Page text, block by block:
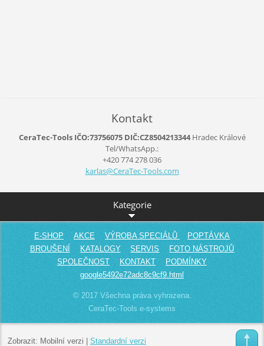
Kontakt
CeraTec-Tools IČO:73756075 DIČ:CZ8504213344Hradec Králové
Tel/WhatsApp.:
+420 774 278 036
karlas@CeraTec-Tools.com
Kategorie
E-SHOP AKCE VÝROBA SPECIÁLŮ
POPTÁVKA
BROUŠENÍ
KATALOGY SERVIS
FOTO NÁSTROJŮ
SPOLEČNOST
KONTAKT
PODMÍNKY
google5492e72adc8c9cf9.html
© 2017 Všechna práva vyhrazena.
CeraTec-Tools e-systems
Zobrazit: Mobilní verzi Standardní verzi